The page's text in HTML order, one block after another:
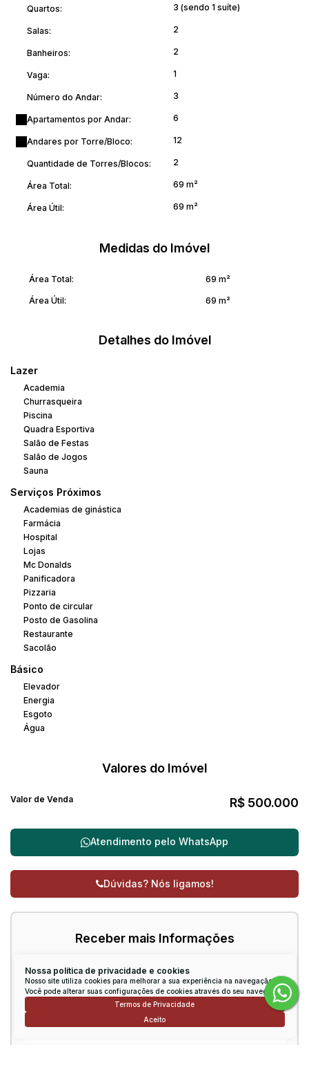
Nossa política de privacidade e cookies
Nosso site utiliza cookies para melhorar a sua experiência na navegação.
Você pode alterar suas configurações de cookies através do seu navegador.
Termos de Privacidade
Aceito
transfere contrato.
.Parcela Mensal: R$ 2.000,00
Agende sua visita.
Quartos: 3 (sendo 1 suíte)
Salas: 2
Banheiros: 2
Vaga: 1
Número do Andar: 3
Apartamentos por Andar: 6
Andares por Torre/Bloco: 12
Quantidade de Torres/Blocos: 2
Área Total: 69 m²
Área Útil: 69 m²
Medidas do Imóvel
Área Total: 69 m²
Área Útil: 69 m²
Detalhes do Imóvel
Lazer
Academia
Churrasqueira
Piscina
Quadra Esportiva
Salão de Festas
Salão de Jogos
Sauna
Serviços Próximos
Academias de ginástica
Farmácia
Hospital
Lojas
Mc Donalds
Panificadora
Pizzaria
Ponto de circular
Posto de Gasolina
Restaurante
Sacolão
Básico
Elevador
Energia
Esgoto
Água
Valores do Imóvel
R$ 500.000
Valor de Venda
Atendimento pelo WhatsApp
Dúvidas? Nós ligamos!
Receber mais Informações
Email: